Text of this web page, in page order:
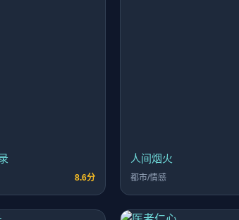
8.6分
人间烟火
都市/情感